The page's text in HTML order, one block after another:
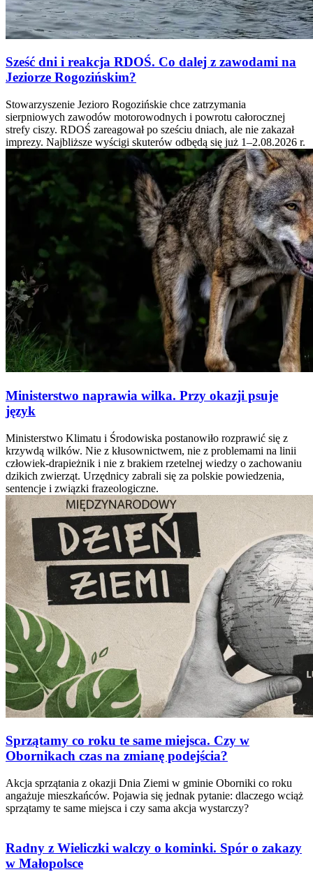
Sześć dni i reakcja RDOŚ. Co dalej z zawodami na
Jeziorze Rogozińskim?
Stowarzyszenie Jezioro Rogozińskie chce zatrzymania
sierpniowych zawodów motorowodnych i powrotu całorocznej
strefy ciszy. RDOŚ zareagował po sześciu dniach, ale nie zakazał
imprezy. Najbliższe wyścigi skuterów odbędą się już 1–2.08.2026 r.
Ministerstwo naprawia wilka. Przy okazji psuje
język
Ministerstwo Klimatu i Środowiska postanowiło rozprawić się z
krzywdą wilków. Nie z kłusownictwem, nie z problemami na linii
człowiek-drapieżnik i nie z brakiem rzetelnej wiedzy o zachowaniu
dzikich zwierząt. Urzędnicy zabrali się za polskie powiedzenia,
sentencje i związki frazeologiczne.
Sprzątamy co roku te same miejsca. Czy w
Obornikach czas na zmianę podejścia?
Akcja sprzątania z okazji Dnia Ziemi w gminie Oborniki co roku
angażuje mieszkańców. Pojawia się jednak pytanie: dlaczego wciąż
sprzątamy te same miejsca i czy sama akcja wystarczy?
Radny z Wieliczki walczy o kominki. Spór o zakazy
w Małopolsce